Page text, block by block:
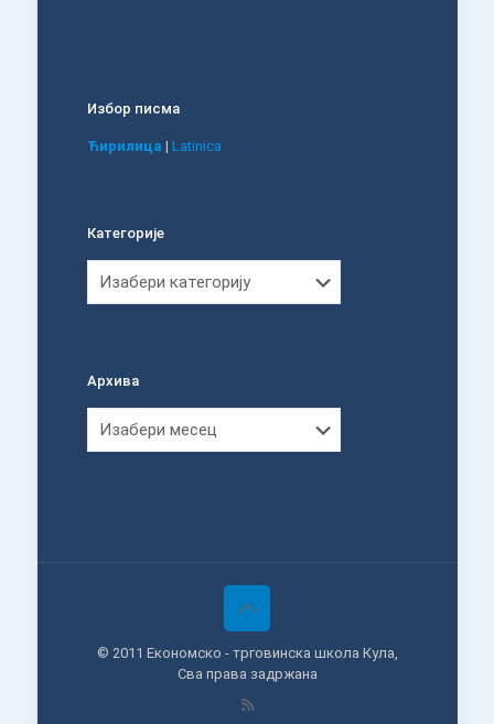
Избор писма
Ћирилица | Latinica
Категорије
Архива
© 2011 Економско - трговинска школа Кула,
Сва права задржана